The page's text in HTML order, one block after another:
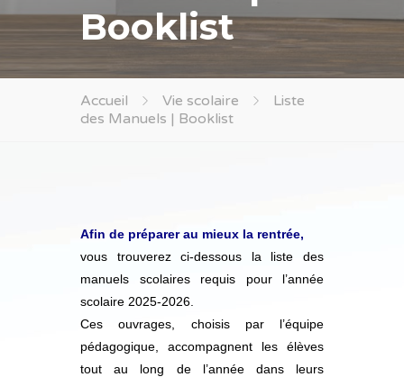
Booklist
Accueil Vie scolaire
Liste
des Manuels | Booklist
Afin de préparer au mieux la rentrée,
vous trouverez ci-dessous la liste des
manuels scolaires requis pour l’année
scolaire 2025-2026.
Ces ouvrages, choisis par l’équipe
pédagogique, accompagnent les élèves
tout au long de l’année dans leurs